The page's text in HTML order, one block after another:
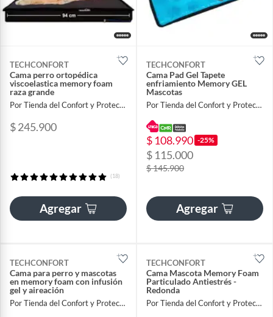
TECHCONFORT
Cama perro ortopédica
viscoelastica memory foam
raza grande
Por Tienda del Confort y Proteccion
$ 245.900
(18)
Agregar
TECHCONFORT
Cama Pad Gel Tapete
enfriamiento Memory GEL
Mascotas
Por Tienda del Confort y Proteccion
$ 108.990 -25%
$ 115.000
$ 145.900
Agregar
TECHCONFORT
Cama para perro y mascotas
en memory foam con infusión
gel y aireación
Por Tienda del Confort y Proteccion
TECHCONFORT
Cama Mascota Memory Foam
Particulado Antiestrés -
Redonda
Por Tienda del Confort y Proteccion